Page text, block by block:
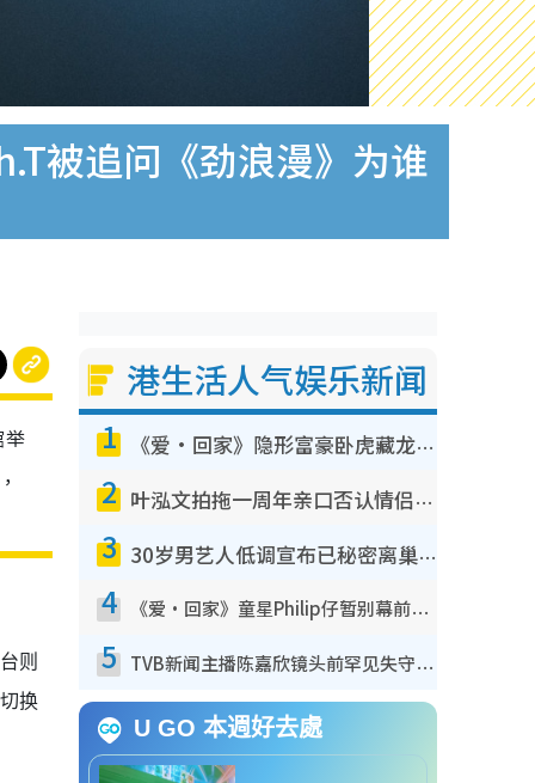
被追问《劲浪漫》为谁
举
则
换
港生活人气娱乐新闻
1 《爱·回家》隐形富豪卧虎藏龙！盘点12位财气逼人的有钱艺人：这位美女3亿身家不愁做
2 叶泓文拍拖一周年亲口否认情侣关系？！被质疑感情造假竟称GM“普通同事”
3 30岁男艺人低调宣布已秘密离巢！人气急跌变失踪人口：“这几年过得并不容易”
4 《爱·回家》童星Philip仔暂别幕前久违现身！15岁近况暴风成长长高变帅气少年
5 TVB新闻主播陈嘉欣镜头前罕见失守！遭林超英一句话突袭吓坏当场大笑
U GO 本週好去處